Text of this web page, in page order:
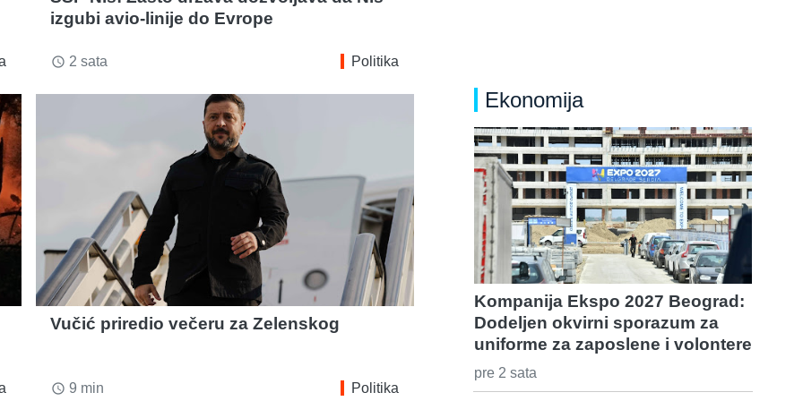
izgubi avio-linije do Evrope
access_time 2 sata Politika
Vučić priredio večeru za Zelenskog
access_time 9 min Politika
Ekonomija
Kompanija Ekspo 2027 Beograd:
Dodeljen okvirni sporazum za
uniforme za zaposlene i volontere
pre 2 sata